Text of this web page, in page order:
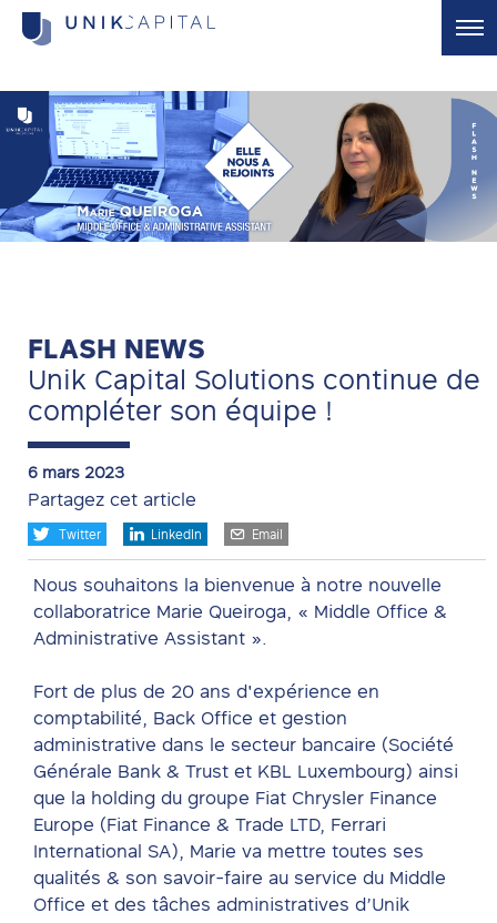
Unik Partner Centre
Actualités
Valeurs
Contact
EN
Core, Core +
Unik Value Add
Création de valeur
Unik Opportunity
Dette privée
Unik Signature
La Société
Qui sommes nous ?
FLASH NEWS
Unik Capital Solutions continue de
compléter son équipe !
6 mars 2023
Partagez cet article
Twitter LinkedIn Email
Nous souhaitons la bienvenue à notre nouvelle
collaboratrice Marie Queiroga, « Middle Office &
Administrative Assistant ».
Fort de plus de 20 ans d'expérience en
comptabilité, Back Office et gestion
administrative dans le secteur bancaire (Société
Générale Bank & Trust et KBL Luxembourg) ainsi
que la holding du groupe Fiat Chrysler Finance
Europe (Fiat Finance & Trade LTD, Ferrari
International SA), Marie va mettre toutes ses
qualités & son savoir-faire au service du Middle
Office et des tâches administratives d’Unik